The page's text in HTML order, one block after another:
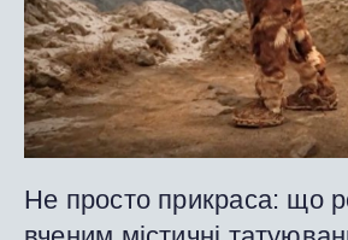
Не просто прикраса: що